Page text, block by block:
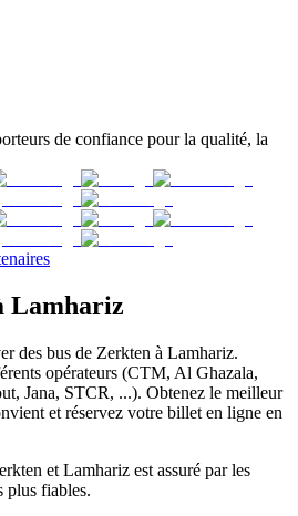
de confiance pour la qualité, la
Lamhariz
des bus de Zerkten à Lamhariz.
opérateurs (CTM, Al Ghazala,
Jana, STCR, ...). Obtenez le meilleur
et réservez votre billet en ligne en
et Lamhariz est assuré par les
plus fiables.